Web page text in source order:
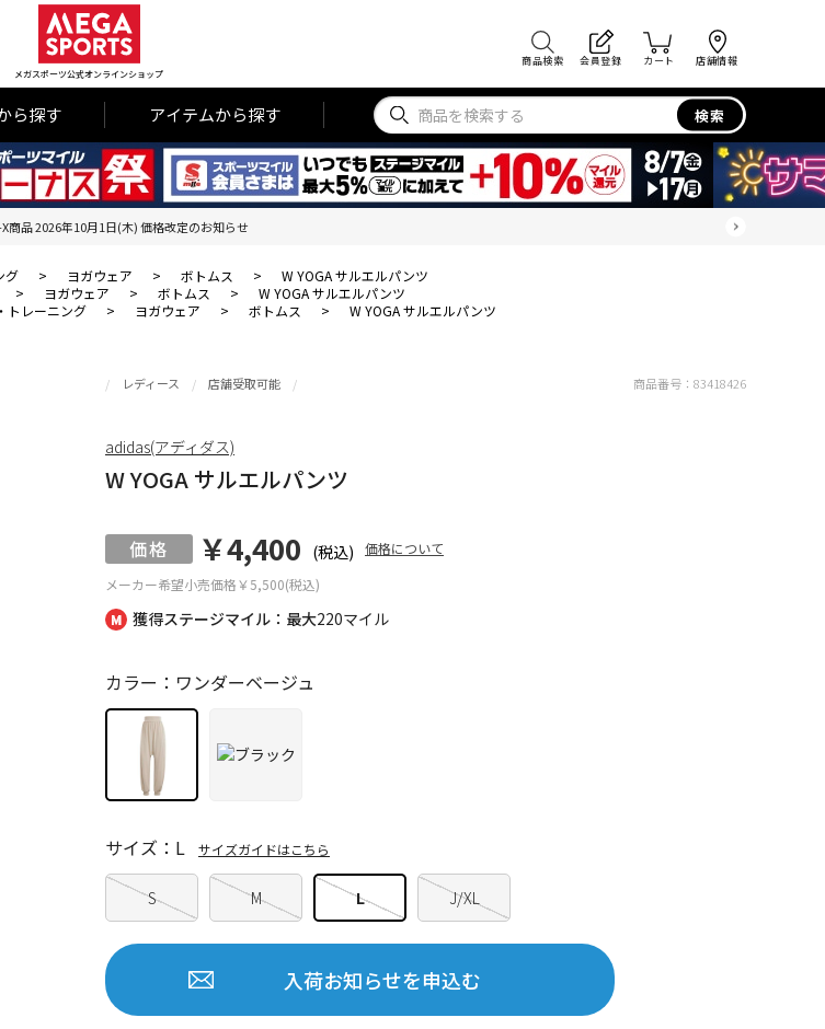
メガスポーツ公式オンラインショップ
商品検索 会員登録 カート 店舗情報
ら探す アイテムから探す 検索
商品 2026年10月1日(木) 価格改定のお知らせ
グ > ヨガウェア > ボトムス >
W YOGA サルエルパンツ
> ヨガウェア > ボトムス >
W YOGA サルエルパンツ
トレーニング > ヨガウェア > ボトムス > W YOGA サルエルパンツ
獲得ステージマイル：最大220マイル
レディース 店舗受取可能
W YOGA サルエルパンツ
メーカー希望小売価格￥5,500(税込)
￥4,400 (税込) 価格について
カラー：ワンダーベージュ
S M L J/XL
サイズ：L サイズガイドはこちら
入荷お知らせを申込む
商品番号： 83418426
adidas(アディダス)